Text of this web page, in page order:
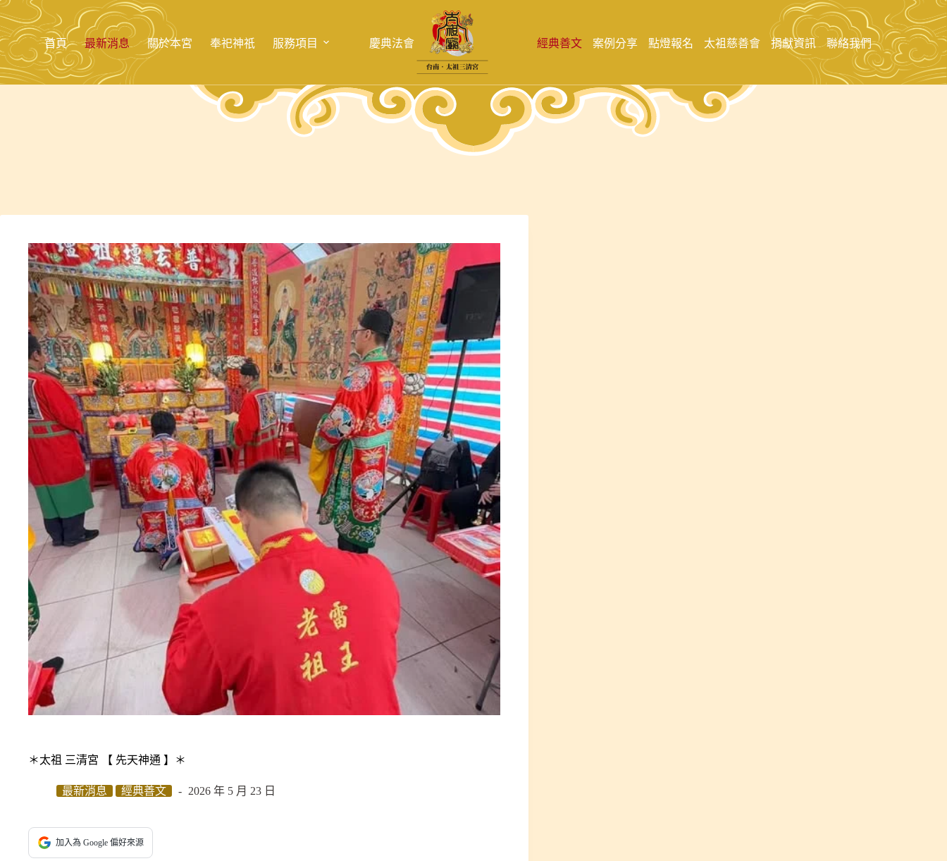
跳
至
主
要
內
首頁 最新消息 關於本宮 奉祀神祇 服務項目 慶典法會 經典善文 案例分享 點燈報名 太袓慈善會 捐獻資訊 聯絡我們
＊太祖 三清宮 【 先天神通 】＊
最新消息 經典善文 2026 年 5 月 23 日
加入為 Google 偏好來源